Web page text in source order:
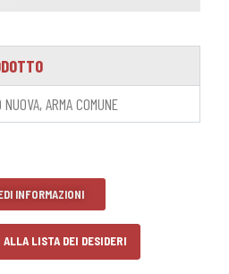
ARMA COMUNE
INFORMAZIONI
ALLA LISTA DEI DESIDERI